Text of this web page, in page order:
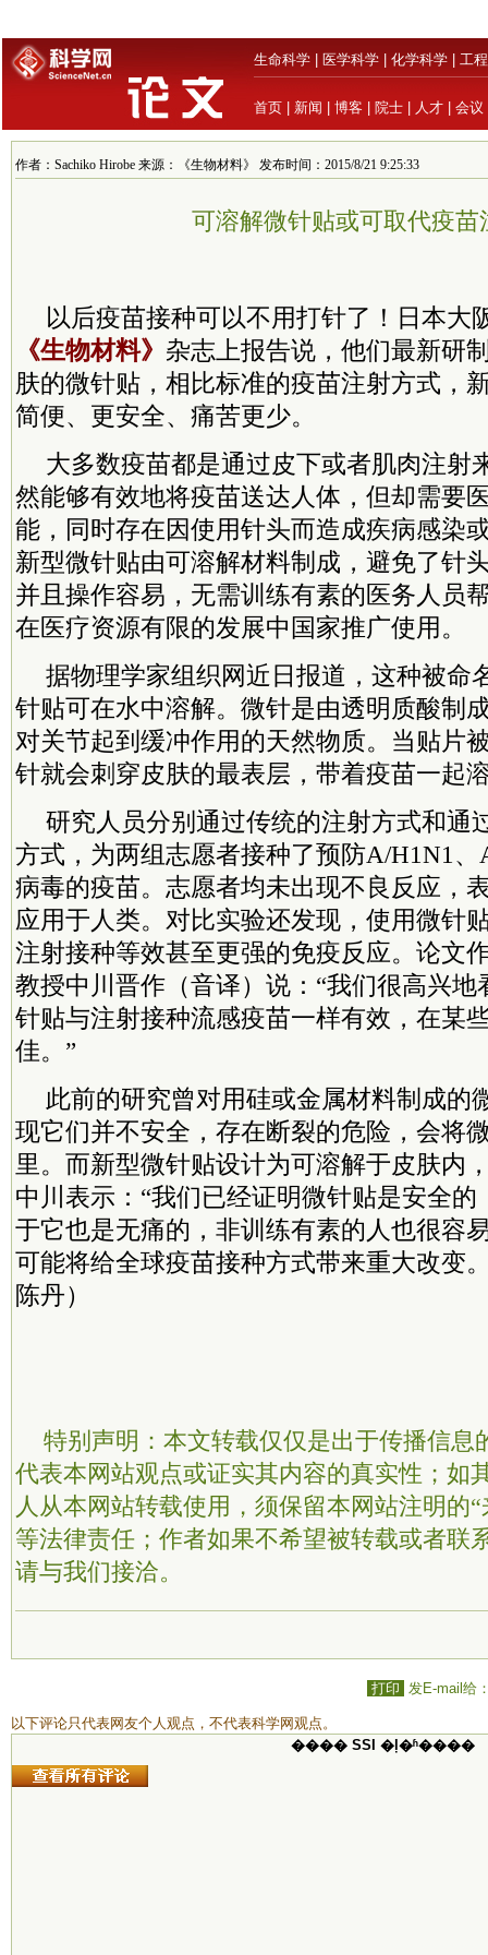
生命科学 医学科学 化学科学 工
首页 新闻 博客 院士 人才 会议
作者：Sachiko Hirobe 来源：《生物材料》 发布时间：2015/8/21 9:25:33
可溶解微针贴或可取代疫苗
以后疫苗接种可以不用打针了！日本大
《生物材料》 杂志上报告说，他们最新研
肤的微针贴，相比标准的疫苗注射方式，
简便、更安全、痛苦更少。
大多数疫苗都是通过皮下或者肌肉注射
然能够有效地将疫苗送达人体，但却需要
能，同时存在因使用针头而造成疾病感染
新型微针贴由可溶解材料制成，避免了针
并且操作容易，无需训练有素的医务人员
在医疗资源有限的发展中国家推广使用。
据物理学家组织网近日报道，这种被命
针贴可在水中溶解。微针是由透明质酸制
对关节起到缓冲作用的天然物质。当贴片
针就会刺穿皮肤的最表层，带着疫苗一起
研究人员分别通过传统的注射方式和通
方式，为两组志愿者接种了预防A/H1N1
病毒的疫苗。志愿者均未出现不良反应，
应用于人类。对比实验还发现，使用微针
注射接种等效甚至更强的免疫反应。论文
教授中川晋作（音译）说：“我们很高兴
针贴与注射接种流感疫苗一样有效，在某
佳。”
此前的研究曾对用硅或金属材料制成的
现它们并不安全，存在断裂的危险，会将
里。而新型微针贴设计为可溶解于皮肤内
中川表示：“我们已经证明微针贴是安全
于它也是无痛的，非训练有素的人也很容
可能将给全球疫苗接种方式带来重大改变
陈丹）
特别声明：本文转载仅仅是出于传播信息
代表本网站观点或证实其内容的真实性；如
人从本网站转载使用，须保留本网站注明的
等法律责任；作者如果不希望被转载或者联
请与我们接洽。
打印 发E-mail给
以下评论只代表网友个人观点，不代表科学网观点。
���� SSI �ļ�ʱ����